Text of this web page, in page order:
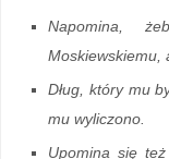
Napomina,
Moskiewskiemu,
Dług, który mu
mu wyliczono.
Upomina się